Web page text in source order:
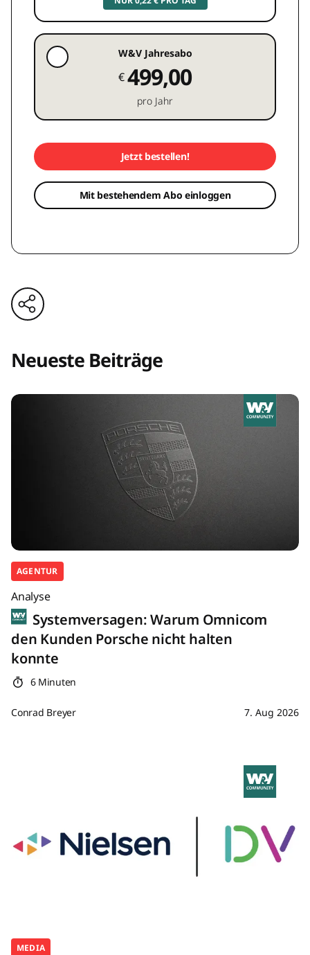
W&V Jahresabo
€499,00
pro Jahr
Jetzt bestellen!
Mit bestehendem Abo einloggen
Neueste Beiträge
AGENTUR
Analyse
Systemversagen: Warum Omnicom
den Kunden Porsche nicht halten
konnte
6 Minuten
Conrad Breyer 7. Aug 2026
MEDIA